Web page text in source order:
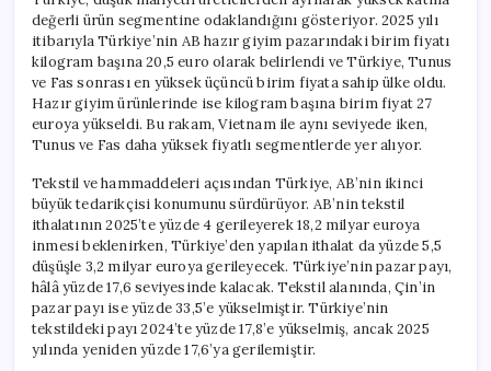
değerli ürün segmentine odaklandığını gösteriyor. 2025 yılı
itibarıyla Türkiye’nin AB hazır giyim pazarındaki birim fiyatı
kilogram başına 20,5 euro olarak belirlendi ve Türkiye, Tunus
ve Fas sonrası en yüksek üçüncü birim fiyata sahip ülke oldu.
Hazır giyim ürünlerinde ise kilogram başına birim fiyat 27
euroya yükseldi. Bu rakam, Vietnam ile aynı seviyede iken,
Tunus ve Fas daha yüksek fiyatlı segmentlerde yer alıyor.
Tekstil ve hammaddeleri açısından Türkiye, AB’nin ikinci
büyük tedarikçisi konumunu sürdürüyor. AB’nin tekstil
ithalatının 2025’te yüzde 4 gerileyerek 18,2 milyar euroya
inmesi beklenirken, Türkiye’den yapılan ithalat da yüzde 5,5
düşüşle 3,2 milyar euroya gerileyecek. Türkiye’nin pazar payı,
hâlâ yüzde 17,6 seviyesinde kalacak. Tekstil alanında, Çin’in
pazar payı ise yüzde 33,5’e yükselmiştir. Türkiye’nin
tekstildeki payı 2024’te yüzde 17,8’e yükselmiş, ancak 2025
yılında yeniden yüzde 17,6’ya gerilemiştir.